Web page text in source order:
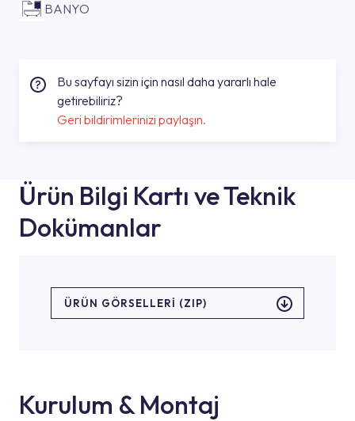
BANYO
Bu sayfayı sizin için nasıl daha yararlı hale
getirebiliriz?
Geri bildirimlerinizi paylaşın.
Ürün Bilgi Kartı ve Teknik
Dokümanlar
ÜRÜN GÖRSELLERI (ZIP)
Kurulum & Montaj